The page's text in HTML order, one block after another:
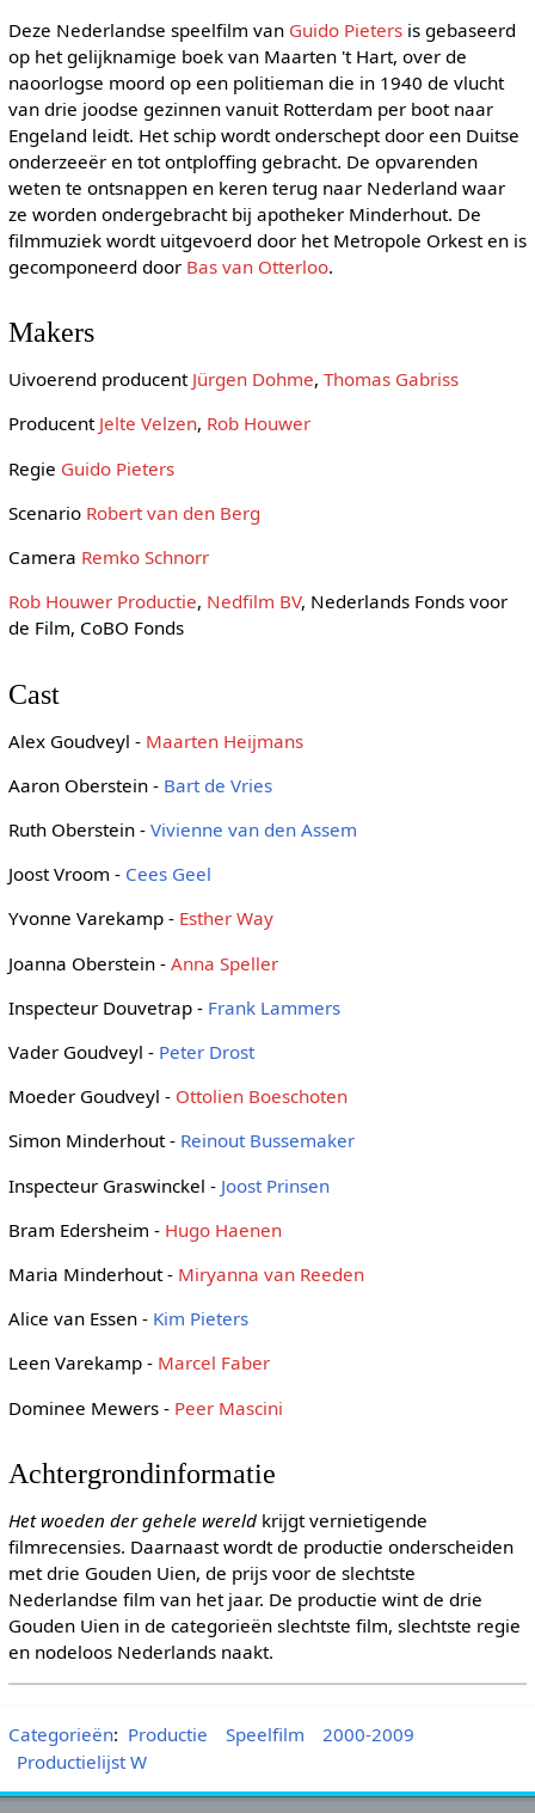
Deze Nederlandse speelfilm van Guido Pietersis gebaseerd
op het gelijknamige boek van Maarten 't Hart, over de
naoorlogse moord op een politieman die in 1940 de vlucht
van drie joodse gezinnen vanuit Rotterdam per boot naar
Engeland leidt. Het schip wordt onderschept door een Duitse
onderzeeër en tot ontploffing gebracht. De opvarenden
weten te ontsnappen en keren terug naar Nederland waar
ze worden ondergebracht bij apotheker Minderhout. De
filmmuziek wordt uitgevoerd door het Metropole Orkest en is
gecomponeerd door Bas van Otterloo.
Makers
Uivoerend producent Jürgen Dohme, Thomas Gabriss
Producent Jelte Velzen, Rob Houwer
Regie Guido Pieters
Scenario Robert van den Berg
Camera Remko Schnorr
Rob Houwer Productie, Nedfilm BV, Nederlands Fonds voor
de Film, CoBO Fonds
Cast
Alex Goudveyl - Maarten Heijmans
Aaron Oberstein - Bart de Vries
Ruth Oberstein - Vivienne van den Assem
Joost Vroom - Cees Geel
Yvonne Varekamp - Esther Way
Joanna Oberstein - Anna Speller
Inspecteur Douvetrap - Frank Lammers
Vader Goudveyl - Peter Drost
Moeder Goudveyl - Ottolien Boeschoten
Simon Minderhout - Reinout Bussemaker
Inspecteur Graswinckel - Joost Prinsen
Bram Edersheim - Hugo Haenen
Maria Minderhout - Miryanna van Reeden
Alice van Essen - Kim Pieters
Leen Varekamp - Marcel Faber
Dominee Mewers - Peer Mascini
Achtergrondinformatie
Het woeden der gehele wereldkrijgt vernietigende
filmrecensies. Daarnaast wordt de productie onderscheiden
met drie Gouden Uien, de prijs voor de slechtste
Nederlandse film van het jaar. De productie wint de drie
Gouden Uien in de categorieën slechtste film, slechtste regie
en nodeloos Nederlands naakt.
Categorieën: Productie Speelfilm
2000-2009
Productielijst W